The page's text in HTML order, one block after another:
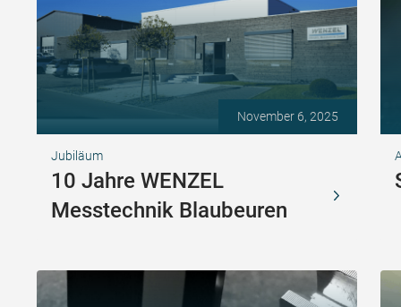
November 6, 2025
Jubiläum
10 Jahre WENZEL
Messtechnik Blaubeuren